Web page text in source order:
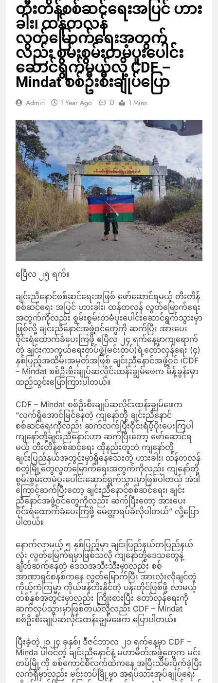
တီးတိန်စစ်ဆင်ရေးအပြင် ဟား
ခါး၊ ထန်တလန်
လွတ်မြောက်ရေးအတွက်
လည်း စွမ်းစွမ်းတမံပူးပေါင်း
ဆောင်ရွက်မယ်လို့ CDF –
Mindat စစ်ဦးစီးချုပ်ပြော
Admin 1 Year Ago 0 1 Mins
ဧပြီလ ၂၅ ရက်။
ချင်းညီနောင်စစ်ဆင်ရေးအဖြစ် ဖော်ဆောင်ရမယ့် တီးတိန်
စစ်ဆင်ရေး အပြင် ဟားခါး၊ ထန်တလန် လွတ်မြောက်ရေး
အတွက်ကိုလည်း စွမ်းစွမ်းတမံပူးပေါင်းဆောင်ရွက်သွားမှာ
ဖြစ်လို့ ချင်းညီနောင်အဖွဲ့ဝင်တွေကို ဆက်ပြီး အားပေး
ဝိုင်းရံထောက်ခံပေးကြဖို့ ဧပြီလ ၂၄ ရက်နေ့မှာကျရောက်
တဲ့ ချင်းကာကွယ်ရေးတပ်ဖွဲ့(မင်းတပ်)ရဲ့တော်လှန်ရေး (၄)
နှစ်ပြည့်အထိမ်းအမှတ်အဖြစ် ချင်းညီနောင်အဖွဲ့ဝင် ၊CDF
– Mindat စစ်ဦးစီးချုပ်ဆလိုင်းထန်းချွမ်ဖေက မိန့်ခွန်းမှာ
ထည့်သွင်းပြောကြားပါတယ်။
CDF – Mindat စစ်ဦးစီးချုပ်ဆလိုင်းထန်းချွမ်ဖေက
“လက်ရှိအောင်မြင်နေတဲ့ ကျနော်တို့ ချင်းညီနောင်
စစ်ဆင်ရေးကိုလည်း ဆက်လက်ပြီးဝိုင်းရံပံ့ပိုးပေးကြပါ
ကျနော်တို့ချင်းညီနောင်ဟာ ဆက်ပြီးတော့ ဖော်ဆောင်ရ
မယ့် တီးတိန်စစ်ဆင်ရေး ထိုနည်းတူဘဲ ကျနော်တို့
ချင်းပြည်နယ်အတွင်းမှာရှိနေသေးတဲ့ ဟားခါး၊ ထန်တလန်
စတဲ့မြို့တွေလွတ်မြောက်ရေးအတွက်ကိုလည်း ကျနော်တို့
စွမ်းစွမ်းတမံပူးပေါင်းဆောင်ရွက်သွားမှာဖြစ်ပါတယ် အဲဒါ
ကြောင့်ဆက်ပြီးတော့ ချင်းညီနောင်စစ်ဆင်ရေး၊ ချင်း
ညီနောင်အဖွဲ့ဝင်တွေကိုလည်း ဆက်ပြီးတော့ အားပေး
ဝိုင်းရံထောက်ခံပေးကြဖို့ မေတ္တာရပ်ခံလိုပါတယ်” လို့ပြော
ပါတယ်။
နောက်လာမယ့် ၅ နှစ်ပြည့်မှာ ချင်းပြည်နယ်တပြည်နယ်
လုံး လွတ်မြေက်ရမှာဖြစ်သလို ကျနော်တို့ဒေသတွေနဲ့
ချိတ်ဆက်နေတဲ့ ဒေသအသီးသီးမှာလည်း စစ်
အာဏာရှင်စနစ်ကနေ လွတ်မြောက်ပြီး အားလုံးလိုချင်တဲ့
ကိုယ့်ကံကြမ္မာ ကိုယ်ဖန်တီးနိုင်တဲ့ ပန်းတိုင်ဖြစ်ဖို့ လာမယ့်
တစ်နှစ်အတွင်းမှာလည်း ကြိုးစားပြီး တော်လှန်ရေးကို
ဆက်လုပ်သွားမှာဖြစ်တယ်လို့လည်း CDF – Mindat
စစ်ဦးစီးချုပ်ဆလိုင်းထန်းချွမ်ဖေက ပြောပါတယ်။
ပြီးခဲ့တဲ့၂၀၂၄ ခုနှစ်၊ ဒီဇင်ဘာလ ၂၁ ရက်နေ့မှာ CDF –
Minda ပါဝင်တဲ့ ချင်းညီနောင်နဲ့ မဟာမိတ်အဖွဲ့တွေက မင်း
တပ်မြို့ကို စစ်ကောင်စီလက်ထဲကနေ အပြီးသိမ်းပိုက်ခဲ့ပြီး
လက်ရှိမှာလည်း မင်းတပ်မြို့မှာ အရပ်သားအုပ်ချုပ်ရေး